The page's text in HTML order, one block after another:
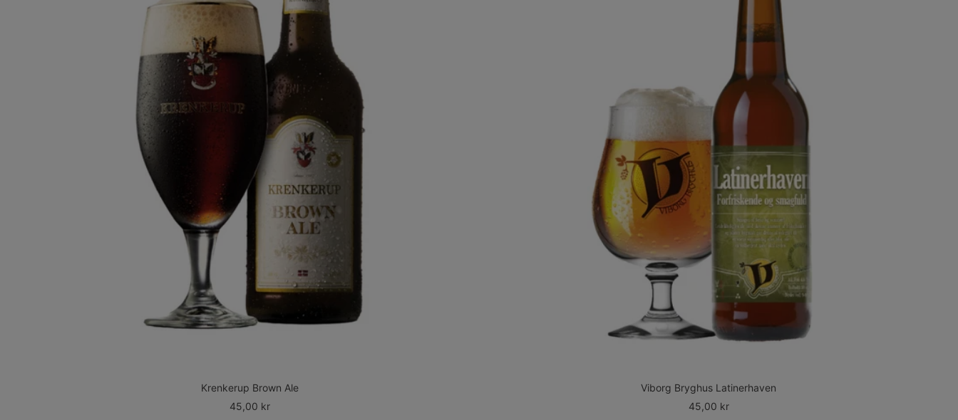
Krenkerup Brown Ale
Udsalgspris
45,00 kr
Viborg Bryghus Latinerhaven
Udsalgspris
45,00 kr